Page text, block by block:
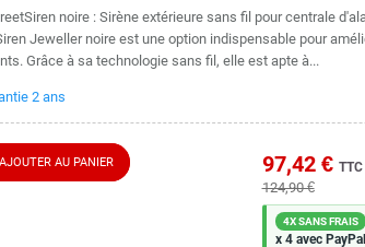
noire : Sirène extérieure sans fil pour centrale
Jeweller noire est une option indispensable pour
Grâce à sa technologie sans fil, elle est apte à...
2 ans
AJOUTER AU PANIER 97,42 € TTC
124,90 €
4X SANS FRAIS
x 4 avec PayPal